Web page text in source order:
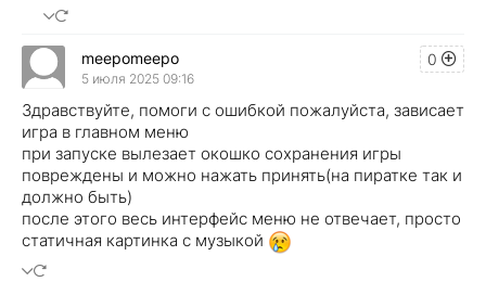
0
meepomeepo
5 июля 2025 09:16
Здравствуйте, помоги с ошибкой пожалуйста, зависает
игра в главном меню
при запуске вылезает окошко сохранения игры
повреждены и можно нажать принять(на пиратке так и
должно быть)
после этого весь интерфейс меню не отвечает, просто
статичная картинка с музыкой